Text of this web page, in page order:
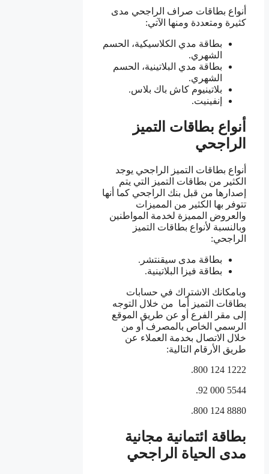
أنواع بطاقات صراف الراجحي مدى
كثيرة ومتعددة ومنها الآتي:
بطاقة مدي الكلاسيكية، الحسم
الشهري.
بطاقة مدي البلاتينية، الحسم
الشهري.
بلاتينيوم كاش باك بلاس.
إنفينيت.
أنواع بطاقات التميز
الراجحي
أنواع بطاقات التميز الراجحي يوجد
الكثير من بطاقات التميز التي يتم
إصدارها من قبل بنك الراجحي كما أنها
تتوفر بها الكثير من المميزات
والعروض المميزة لخدمة المواطنين
وبالنسبة لأنواع بطاقات التميز
الراجحي:
بطاقة مدى سيقنتشر.
بطاقة فيزا البلاتينية.
وبامكانك الاشتراك في حسابات
بطاقات التميز أما من خلال التوجه
إلى مقر الفرع أو عن طريق الموقع
الرسمي الخاص بالمصرف أو من
خلال الاتصال بخدمة العملاء عن
طريق الأرقام التالية:
1222 124 800.
5544 000 92.
8880 124 800.
بطاقة ائتمانية مجانية
مدى الحياة الراجحي